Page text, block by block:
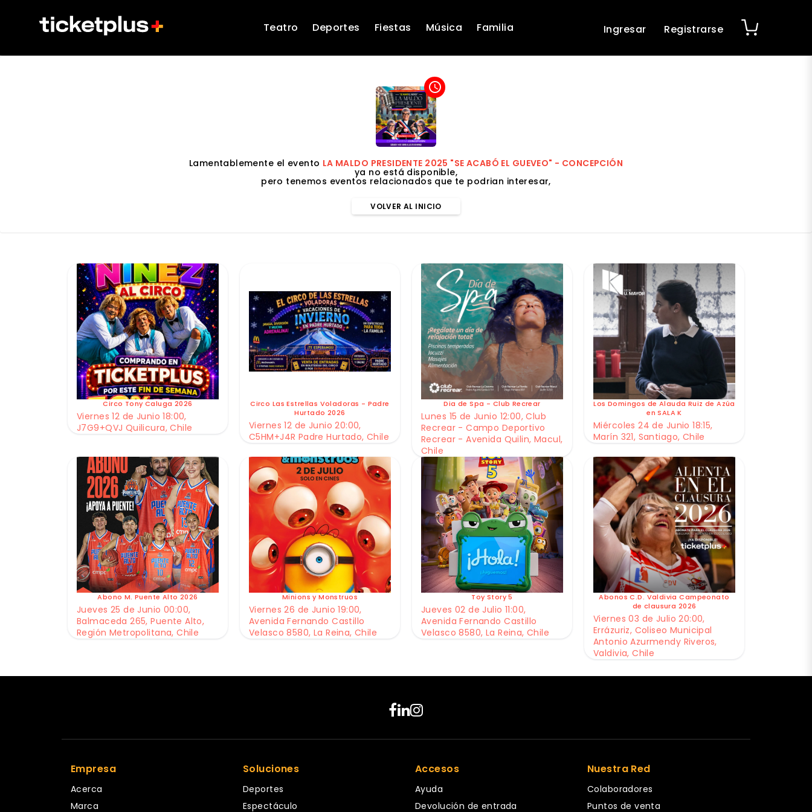
Teatro Deportes Fiestas Música Familia Ingresar Registrarse
access_time
Lamentablemente el evento LA MALDO PRESIDENTE 2025 "SE ACABÓ EL GUEVEO" - CONCEPCIÓN
ya no está disponible,
pero tenemos eventos relacionados que te podrian interesar,
VOLVER AL INICIO
Circo Tony Caluga 2026
Viernes 12 de Junio 18:00,
J7G9+QVJ Quilicura, Chile
Circo Las Estrellas Voladoras - Padre
Hurtado 2026
Viernes 12 de Junio 20:00,
C5HM+J4R Padre Hurtado, Chile
Dia de Spa - Club Recrear
Lunes 15 de Junio 12:00, Club
Recrear - Campo Deportivo
Recrear - Avenida Quilin, Macul,
Chile
Los Domingos de Alauda Ruiz de Azúa
en SALA K
Miércoles 24 de Junio 18:15,
Marín 321, Santiago, Chile
Abono M. Puente Alto 2026
Jueves 25 de Junio 00:00,
Balmaceda 265, Puente Alto,
Región Metropolitana, Chile
Minions y Monstruos
Viernes 26 de Junio 19:00,
Avenida Fernando Castillo
Velasco 8580, La Reina, Chile
Toy Story 5
Jueves 02 de Julio 11:00,
Avenida Fernando Castillo
Velasco 8580, La Reina, Chile
Abonos C.D. Valdivia Campeonato
de clausura 2026
Viernes 03 de Julio 20:00,
Errázuriz, Coliseo Municipal
Antonio Azurmendy Riveros,
Valdivia, Chile
Empresa
Acerca
Marca
Soluciones
Deportes
Espectáculo
Accesos
Ayuda
Devolución de entrada
Nuestra Red
Colaboradores
Puntos de venta